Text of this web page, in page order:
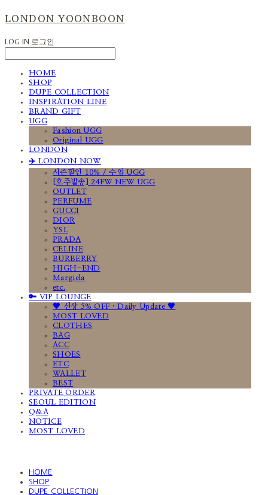
LONDON YOONBOON
LOG IN 로그인
HOME
SHOP
DUPE COLLECTION
INSPIRATION LINE
BRAND GIFT
UGG
Fashion UGG
Original UGG
LONDON
✈️ LONDON NOW
시즌할인 10% / 수입 UGG
[호주발송] 24FW NEW UGG
OUTLET
PERFUME
GUCCI
DIOR
YSL
PRADA
CELINE
BURBERRY
HIGH-END
Margiela
etc.
🔑 VIP LOUNGE
🤎 신상 5% OFF · Daily Update 🤎
MOST LOVED
CLOTHES
BAG
ACC
SHOES
ETC
WALLET
BEST
PRIVATE ORDER
SEOUL EDITION
Q&A
NOTICE
MOST LOVED
HOME
SHOP
DUPE COLLECTION